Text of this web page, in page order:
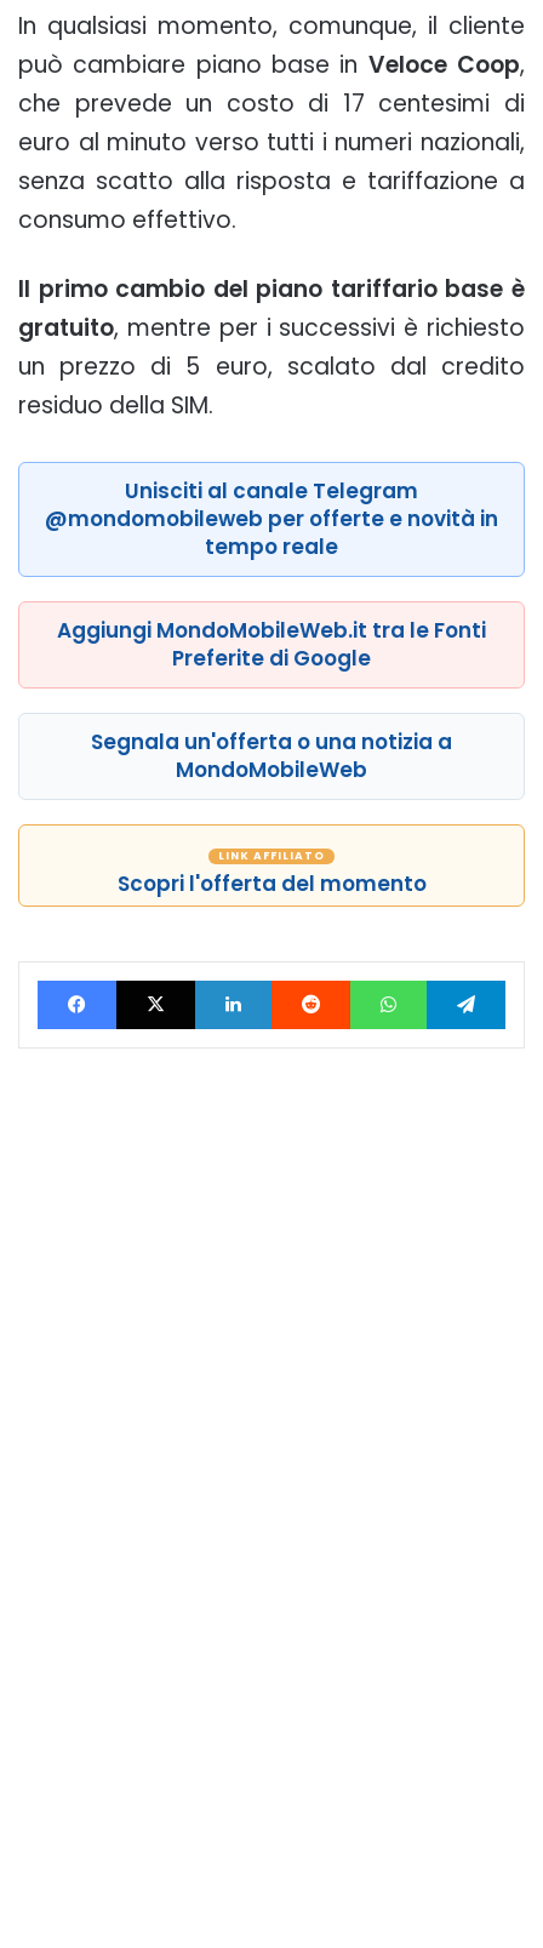
In qualsiasi momento, comunque, il cliente
può cambiare piano base in Veloce Coop,
che prevede un costo di 17 centesimi di
euro al minuto verso tutti i numeri nazionali,
senza scatto alla risposta e tariffazione a
consumo effettivo.
Il primo cambio del piano tariffario base è
gratuito, mentre per i successivi è richiesto
un prezzo di 5 euro, scalato dal credito
residuo della SIM.
Unisciti al canale Telegram
@mondomobileweb per offerte e novità in
tempo reale
Aggiungi MondoMobileWeb.it tra le Fonti
Preferite di Google
Segnala un'offerta o una notizia a
MondoMobileWeb
LINK AFFILIATO
Scopri l'offerta del momento
FacebookX LinkedIn Reddit WhatsApp